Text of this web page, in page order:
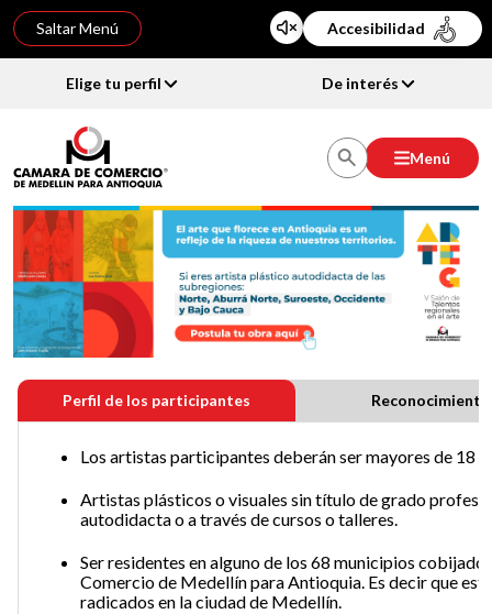
Saltar Menú Accesibilidad
Elige tu perfil De interés
Menú
Perfil de los participantes
Los artistas participantes deberán ser mayores de 18
Artistas plásticos o visuales sin título de grado
autodidacta o a través de cursos o talleres.
Ser residentes en alguno de los 68 municipios
Comercio de Medellín para Antioquia. Es decir que
radicados en la ciudad de Medellín.